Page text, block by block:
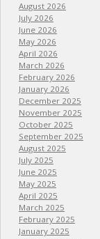
August 2026
July 2026
June 2026
May 2026
April 2026
March 2026
February 2026
January 2026
December 2025
November 2025
October 2025
September 2025
August 2025
July 2025
June 2025
May 2025
April 2025
March 2025
February 2025
January 2025